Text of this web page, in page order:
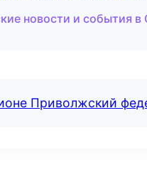
новости и события в
Приволжский